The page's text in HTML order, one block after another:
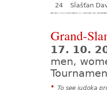
24
Slašťan
Grand-
17. 10.
men,
* To see judoka